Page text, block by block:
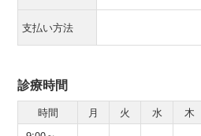
支払い方法
診療時間
時間 月 火 水 木